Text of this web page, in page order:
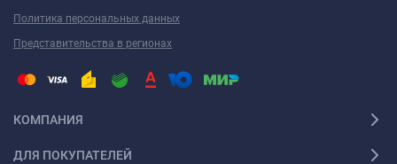
Политика персональных данных
Представительства в регионах
КОМПАНИЯ
ДЛЯ ПОКУПАТЕЛЕЙ